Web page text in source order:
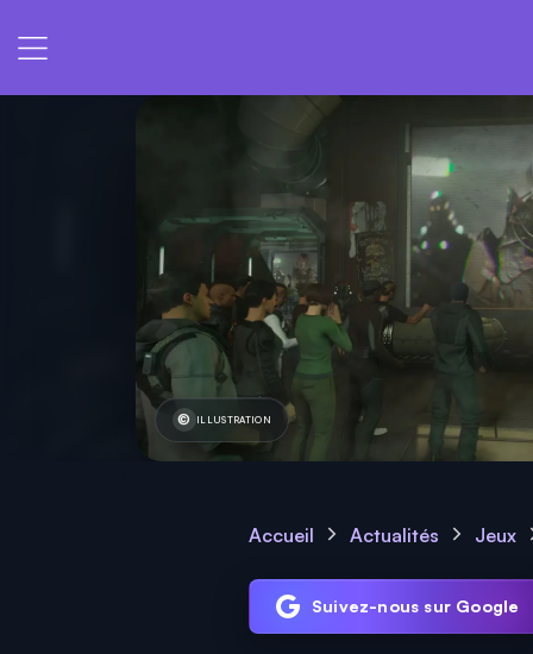
ILLUSTRATION
Accueil Actualités Jeux
Suivez-nous sur Google